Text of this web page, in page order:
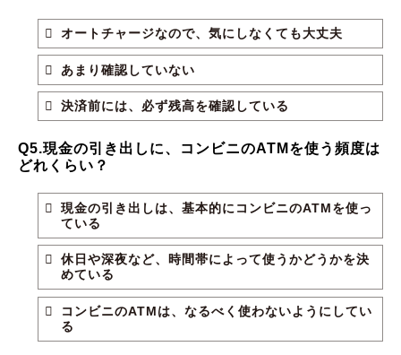
オートチャージなので、気にしなくても大丈夫
あまり確認していない
決済前には、必ず残高を確認している
Q5.現金の引き出しに、コンビニのATMを使う頻度は
どれくらい？
現金の引き出しは、基本的にコンビニのATMを使っ
ている
休日や深夜など、時間帯によって使うかどうかを決
めている
コンビニのATMは、なるべく使わないようにしてい
る